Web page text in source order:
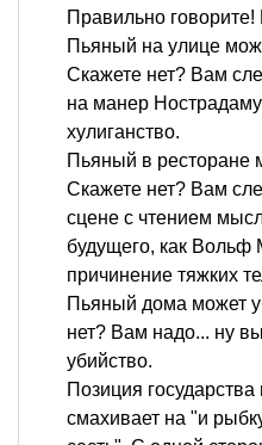
Правильно говорите!
Пьяный на улице
Скажете нет? Вам
на манер
хулиганство.
Пьяный в ресторане
Скажете нет? Вам
сцене с чтением
будущего, как Вольф
причинение тяжких
Пьяный дома может
нет? Вам надо... ну
убийство.
Позиция
смахивает на "и